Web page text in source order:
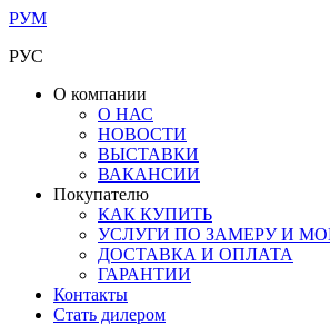
РУМ
РУС
О компании
О НАС
НОВОСТИ
ВЫСТАВКИ
ВАКАНСИИ
Покупателю
КАК КУПИТЬ
УСЛУГИ ПО ЗАМЕРУ И
ДОСТАВКА И ОПЛАТА
ГАРАНТИИ
Контакты
Стать дилером